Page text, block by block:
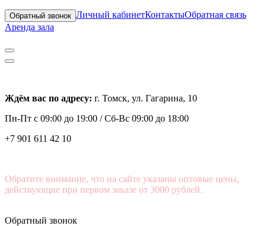
Обратный звонок Личный кабинетКонтактыОбратная связь
Аренда зала
Ждём вас по адресу: г. Томск, ул. Гагарина, 10
Пн-Пт с 09:00 до 19:00 /Сб-Вс 09:00 до 18:00
+7 901 611 42 10
Обратите внимание, что на сайте указаны оптовые цены,
действующие при первом заказе от 3000 рублей.
Обратный звонок